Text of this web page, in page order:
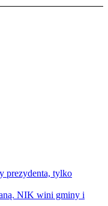
prezydenta, tylko
NIK wini gminy i